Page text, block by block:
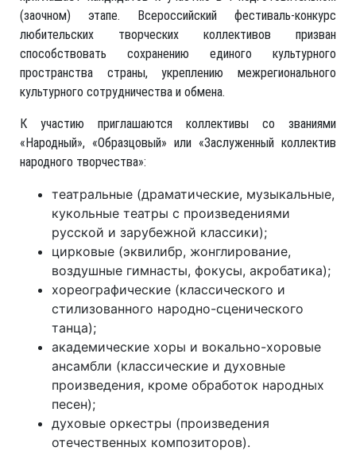
(заочном) этапе. Всероссийский фестиваль-конкурс
любительских творческих коллективов призван
способствовать сохранению единого культурного
пространства страны, укреплению межрегионального
культурного сотрудничества и обмена.
К участию приглашаются коллективы со званиями
«Народный», «Образцовый» или «Заслуженный коллектив
народного творчества»:
театральные (драматические, музыкальные,
кукольные театры с произведениями
русской и зарубежной классики);
цирковые (эквилибр, жонглирование,
воздушные гимнасты, фокусы, акробатика);
хореографические (классического и
стилизованного народно-сценического
танца);
академические хоры и вокально-хоровые
ансамбли (классические и духовные
произведения, кроме обработок народных
песен);
духовые оркестры (произведения
отечественных композиторов).